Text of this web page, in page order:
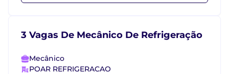
3 Vagas De Mecânico De Refrigeração
Mecânico
POAR REFRIGERACAO